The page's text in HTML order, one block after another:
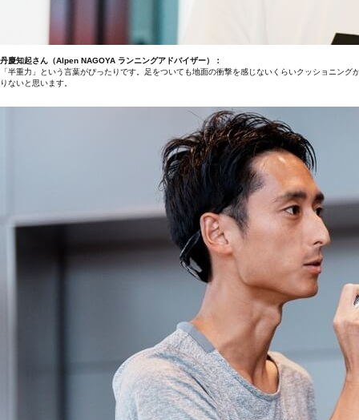
丹慶知起さん（Alpen NAGOYA ランニングアドバイザー）：
「半重力」という言葉がぴったりです。足をついても地面の衝撃を感じないくらいクッショニン
りないと思います。